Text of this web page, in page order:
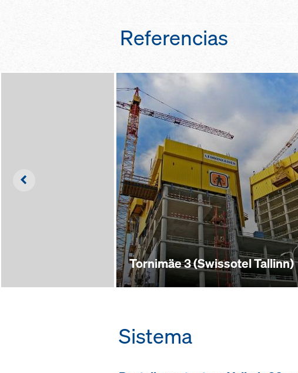
protección de piezas que
gracias a un cierre
desplazamiento
Referencias
Tornimäe 3 (Swissotel Tallinn)
Left
Sistema